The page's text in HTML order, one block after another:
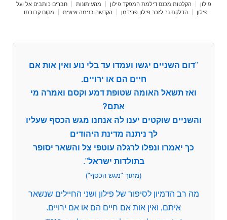
פילון
הקלטות מכנס דילמת המפקד פילון מהעיתונות
חברים כותבים אל ועל
פילון
הדלקת נר לזכר פילון פרידמן הקדשה בנימה אישית מקום קבורתו
"דום השניים יגשו ועמדו עד בלי נוע ואין אות אם
חיים הם או ירויים.
ואז תשאל האומה שטופת דמע וקסם ואמרה מי
אתם?
והשניים שוקטים יענו לה אנחנו מגש הכסף שעליו
לך ניתנה מדינת היהודים
כך יאמרו ונפלו לרגלה עוטפי צל והשאר יסופר
בתולדות ישראל".
(מתוך "מגש הכסף")
מה רב הדמיון לסיפור של פילון ושני החיילים שנשאר
איתם, ואין אות אם חיים הם או אם ירויים.